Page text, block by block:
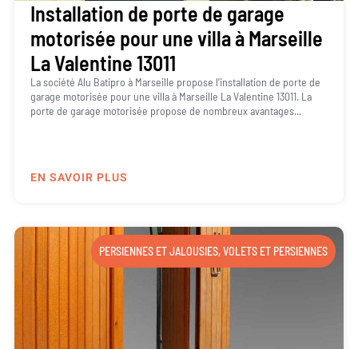
Installation de porte de garage
motorisée pour une villa à Marseille
La Valentine 13011
La société Alu Batipro à Marseille propose l’installation de porte de
garage motorisée pour une villa à Marseille La Valentine 13011. La
porte de garage motorisée propose de nombreux avantages...
EN SAVOIR PLUS
PERSIENNES ET JALOUSIES,VOLETS ET PERSIENNES